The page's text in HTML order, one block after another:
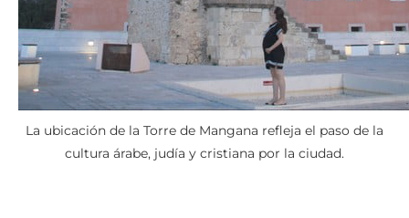
La ubicación de la Torre de Mangana refleja el paso de la
cultura árabe, judía y cristiana por la ciudad.